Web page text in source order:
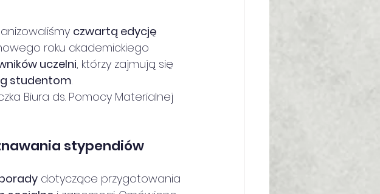
czwartą edycję
roku akademickiego
uczelni, którzy zajmują się
studentom.
Biura ds. Pomocy Materialnej
stypendiów
dotyczące przygotowania